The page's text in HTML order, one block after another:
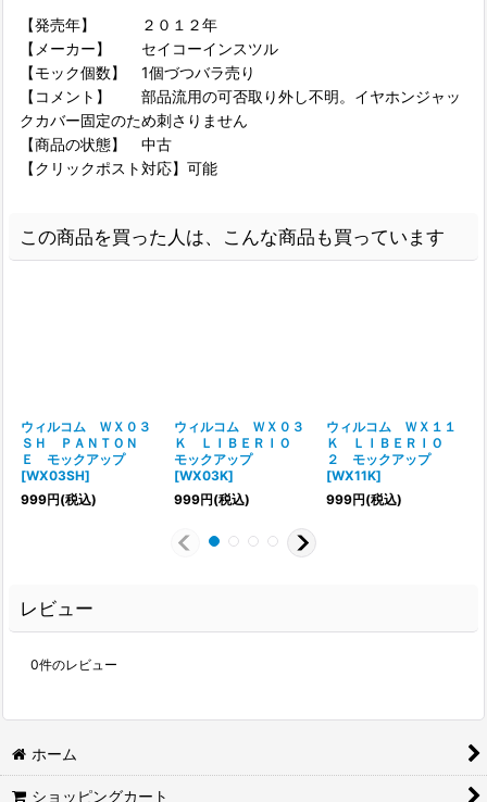
【発売年】 ２０１２年
【メーカー】 セイコーインスツル
【モック個数】 1個づつバラ売り
【コメント】 部品流用の可否取り外し不明。イヤホンジャッ
クカバー固定のため刺さりません
【商品の状態】 中古
【クリックポスト対応】可能
この商品を買った人は、こんな商品も買っています
ウィルコム ＷＸ０３
ＳＨ ＰＡＮＴＯＮ
Ｅ モックアップ
[WX03SH]
999円(税込)
ウィルコム ＷＸ０３
Ｋ ＬＩＢＥＲＩＯ
モックアップ
[WX03K]
999円(税込)
ウィルコム ＷＸ１１
Ｋ ＬＩＢＥＲＩＯ
２ モックアップ
[WX11K]
999円(税込)
レビュー
0件のレビュー
ホーム
ショッピングカート